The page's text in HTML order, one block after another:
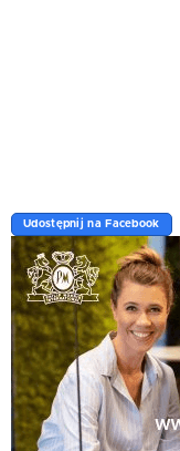
Udostępnij na Facebook